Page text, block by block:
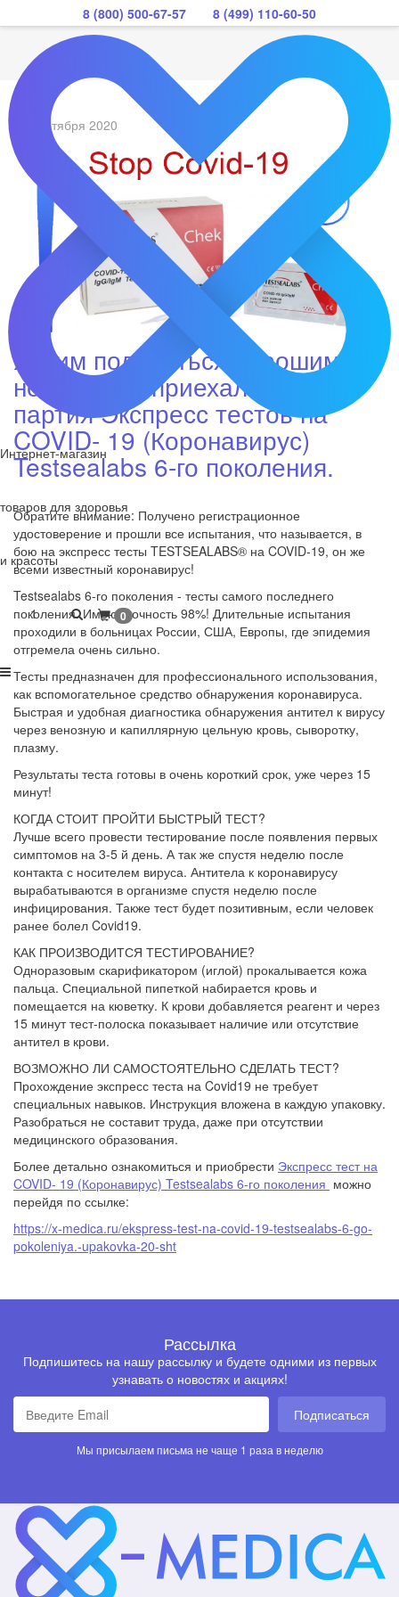
8 (800) 500-67-57 8 (499) 110-60-50
Интернет-магазин
товаров для здоровья
и красоты
1 0
11 сентября 2020
Хотим поделиться хорошими
новостями, приехала первая
партия Экспресс тестов на
COVID- 19 (Коронавирус)
Testsealabs 6-го поколения.
Обратите внимание: Получено регистрационное
удостоверение и прошли все испытания, что называется, в
бою на экспресс тесты TESTSEALABS® на COVID-19, он же
всеми известный коронавирус!
Testsealabs 6-го поколения - тесты самого последнего
поколения. Имеют точность 98%! Длительные испытания
проходили в больницах России, США, Европы, где эпидемия
отгремела очень сильно.
Тесты предназначен для профессионального использования,
как вспомогательное средство обнаружения коронавируса.
Быстрая и удобная диагностика обнаружения антител к вирусу
через венозную и капиллярную цельную кровь, сыворотку,
плазму.
Результаты теста готовы в очень короткий срок, уже через 15
минут!
КОГДА СТОИТ ПРОЙТИ БЫСТРЫЙ ТЕСТ?
Лучше всего провести тестирование после появления первых
симптомов на 3-5 й день. А так же спустя неделю после
контакта с носителем вируса. Антитела к коронавирусу
вырабатываются в организме спустя неделю после
инфицирования. Также тест будет позитивным, если человек
ранее болел Covid19.
КАК ПРОИЗВОДИТСЯ ТЕСТИРОВАНИЕ?
Одноразовым скарификатором (иглой) прокалывается кожа
пальца. Специальной пипеткой набирается кровь и
помещается на кюветку. К крови добавляется реагент и через
15 минут тест-полоска показывает наличие или отсутствие
антител в крови.
ВОЗМОЖНО ЛИ САМОСТОЯТЕЛЬНО СДЕЛАТЬ ТЕСТ?
Прохождение экспресс теста на Covid19 не требует
специальных навыков. Инструкция вложена в каждую упаковку.
Разобраться не составит труда, даже при отсутствии
медицинского образования.
Более детально ознакомиться и приобрести Экспресс тест на
COVID- 19 (Коронавирус) Testsealabs 6-го поколения можно
перейдя по ссылке:
https://x-medica.ru/ekspress-test-na-covid-19-testsealabs-6-go-
pokoleniya.-upakovka-20-sht
Рассылка
Подпишитесь на нашу рассылку и будете одними из первых
узнавать о новостях и акциях!
Подписаться
Мы присылаем письма не чаще 1 раза в неделю